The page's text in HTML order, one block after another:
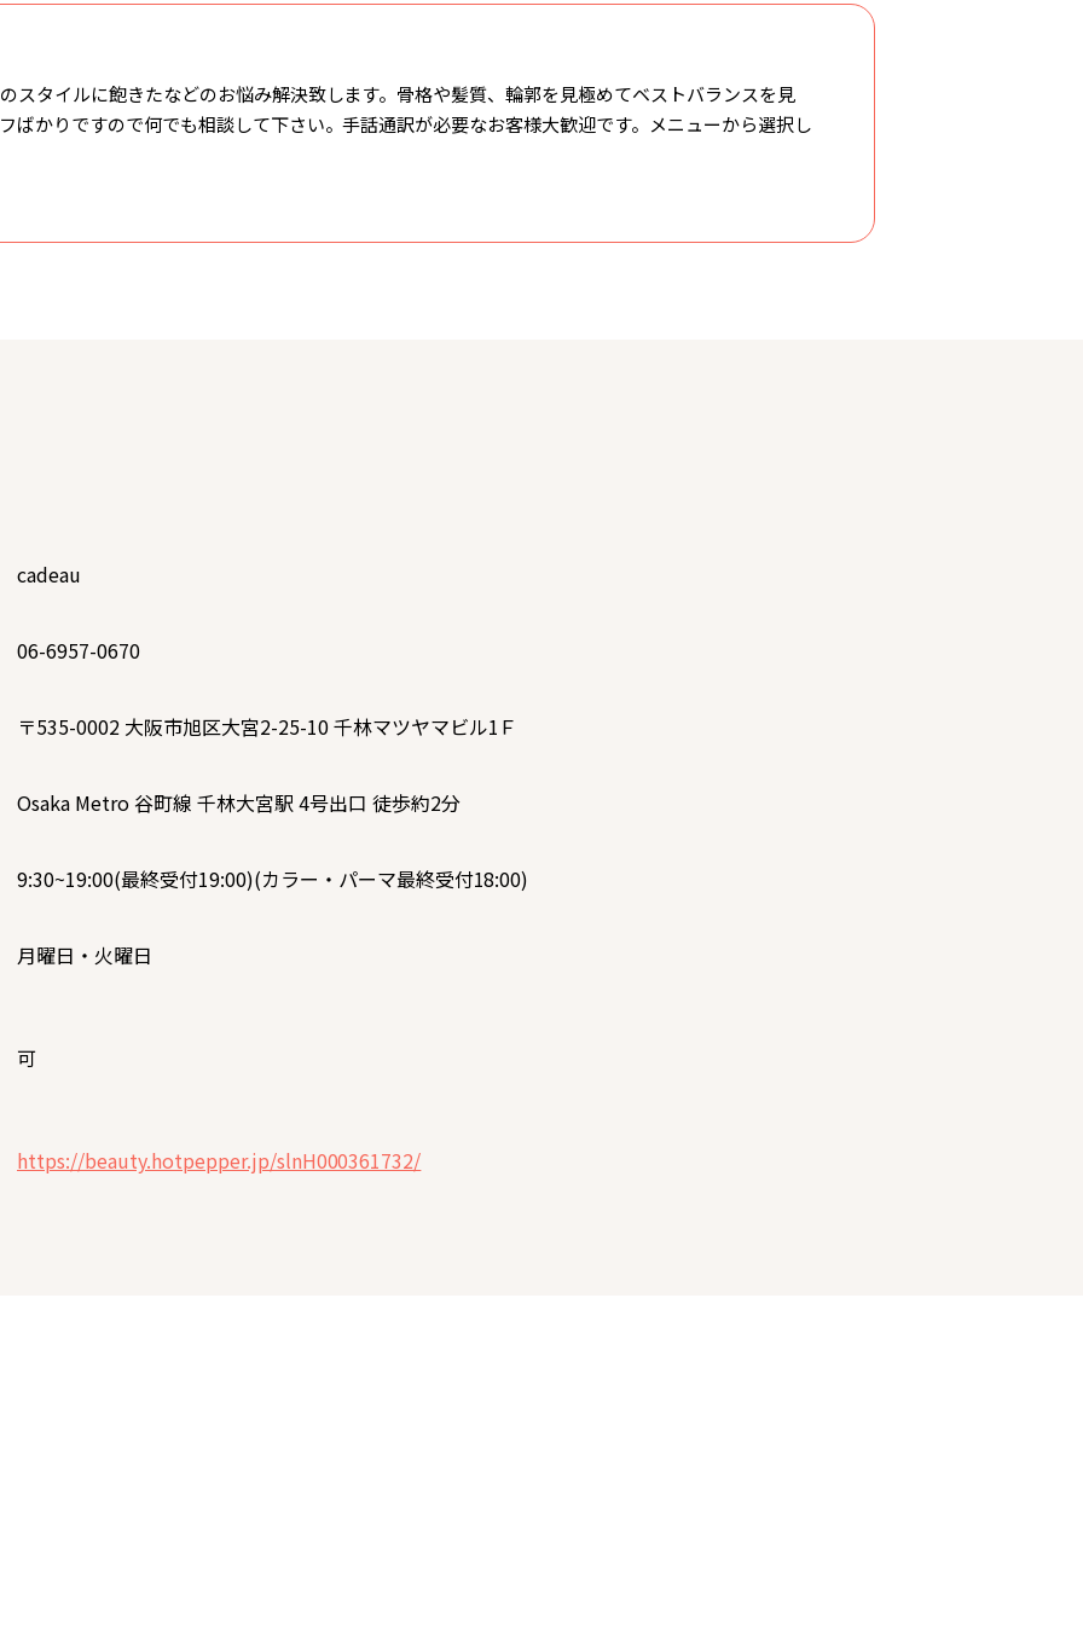
スタイルに飽きたなどのお悩み解決致します。骨格や髪質、輪郭を見極めてベストバランスを見
ばかりですので何でも相談して下さい。手話通訳が必要なお客様大歓迎です。メニューから選択し
cadeau
06-6957-0670
〒535-0002 大阪市旭区大宮2-25-10 千林マツヤマビル1Ｆ
Osaka Metro 谷町線 千林大宮駅 4号出口 徒歩約2分
9:30~19:00(最終受付19:00)(カラー・パーマ最終受付18:00)
月曜日・火曜日
可
https://beauty.hotpepper.jp/slnH000361732/